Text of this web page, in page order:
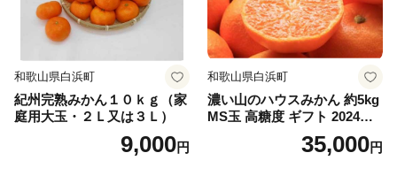
和歌山県白浜町
紀州完熟みかん１０ｋｇ（家
庭用大玉・２Ｌ又は３Ｌ）
9,000円
和歌山県白浜町
濃い山のハウスみかん 約5kg
MS玉 高糖度 ギフト 2024年7
35,000円